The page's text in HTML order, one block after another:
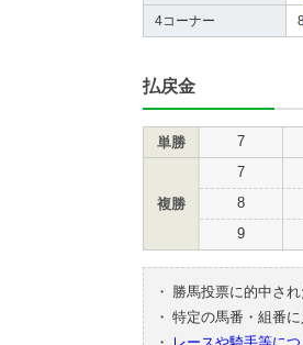
4コーナー
払戻金
単勝 7
複勝
7
8
9
・
勝馬投票に的中さ
・ 特定の馬番・組番に